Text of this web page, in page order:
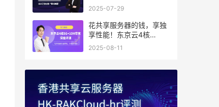
首月5折+免费SEO工具，
2025-07-29
花共享服务器的钱，享独
享性能！东京云4核
8G+10M带宽降价来袭
2025-08-11